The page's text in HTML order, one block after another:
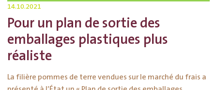
14.10.2021
Pour un plan de sortie des
emballages plastiques plus
réaliste
La filière pommes de terre vendues sur le marché du frais a